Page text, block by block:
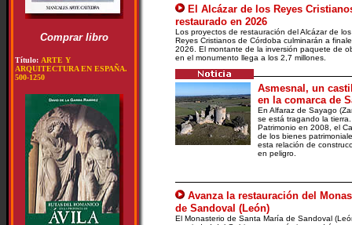
Comprar libro
Título: ARTE Y
ARQUITECTURA EN ESPAÑA.
500-1250
El Alcázar de los Reyes
restaurado en 2026
Los proyectos de restauración del Alcázar de los
Reyes Cristianos de Córdoba culminarán a
2026. El montante de la inversión paquete de
en el monumento llega a los 2,7 millones.
Asmesnal, un
en la comarca de
En Alfaraz de Sayago
se está tragando la
Patrimonio en 2008, el
de los bienes
esta relación de
en peligro.
Avanza la restauración del
de Sandoval (León)
El Monasterio de Santa María de Sandoval